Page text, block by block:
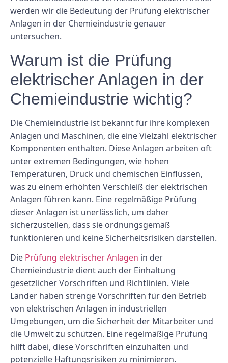
werden wir die Bedeutung der Prüfung elektrischer
Anlagen in der Chemieindustrie genauer
untersuchen.
Warum ist die Prüfung
elektrischer Anlagen in der
Chemieindustrie wichtig?
Die Chemieindustrie ist bekannt für ihre komplexen
Anlagen und Maschinen, die eine Vielzahl elektrischer
Komponenten enthalten. Diese Anlagen arbeiten oft
unter extremen Bedingungen, wie hohen
Temperaturen, Druck und chemischen Einflüssen,
was zu einem erhöhten Verschleiß der elektrischen
Anlagen führen kann. Eine regelmäßige Prüfung
dieser Anlagen ist unerlässlich, um daher
sicherzustellen, dass sie ordnungsgemäß
funktionieren und keine Sicherheitsrisiken darstellen.
Die Prüfung elektrischer Anlagen in der
Chemieindustrie dient auch der Einhaltung
gesetzlicher Vorschriften und Richtlinien. Viele
Länder haben strenge Vorschriften für den Betrieb
von elektrischen Anlagen in industriellen
Umgebungen, um die Sicherheit der Mitarbeiter und
die Umwelt zu schützen. Eine regelmäßige Prüfung
hilft dabei, diese Vorschriften einzuhalten und
potenzielle Haftungsrisiken zu minimieren.